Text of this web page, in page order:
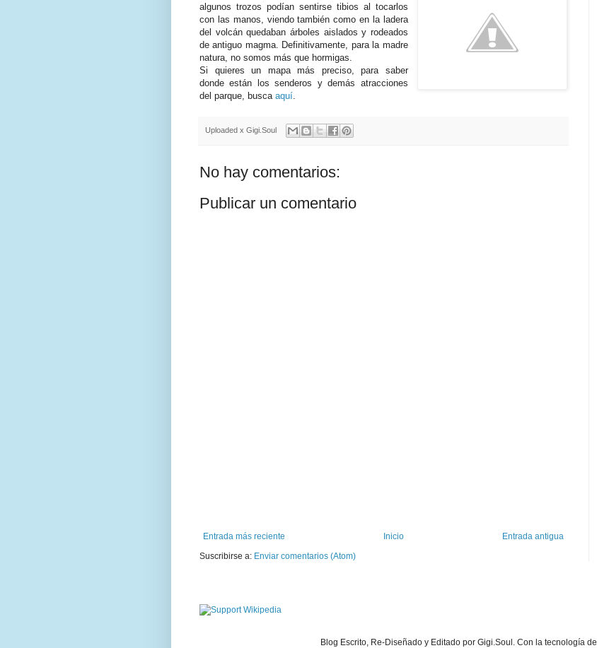
algunos trozos podían sentirse tibios al tocarlos
con las manos, viendo también como en la ladera
del volcán quedaban árboles aislados y rodeados
de antiguo magma. Definitivamente, para la madre
natura, no somos más que hormigas.
Si quieres un mapa más preciso, para saber
donde están los senderos y demás atracciones
del parque, busca aquí
Uploaded x Gigi.Soul
No hay comentarios:
Publicar un comentario
Entrada más reciente Entrada antigua
Inicio
Suscribirse a: Enviar comentarios (Atom)
Blog Escrito, Re-Diseñado y Editado por Gigi.Soul. Con la tecnología de